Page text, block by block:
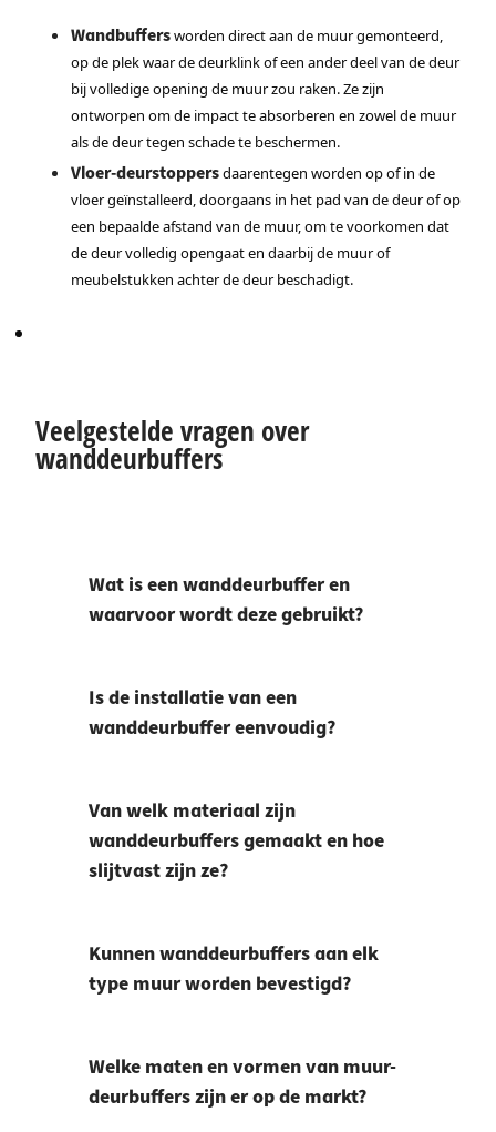
Wandbuffersworden direct aan de muur gemonteerd,
op de plek waar de deurklink of een ander deel van de deur
bij volledige opening de muur zou raken. Ze zijn
ontworpen om de impact te absorberen en zowel de muur
als de deur tegen schade te beschermen.
Vloer-deurstoppersdaarentegen worden op of in de
vloer geïnstalleerd, doorgaans in het pad van de deur of op
een bepaalde afstand van de muur, om te voorkomen dat
de deur volledig opengaat en daarbij de muur of
meubelstukken achter de deur beschadigt.
Veelgestelde vragen over
wanddeurbuffers
Wat is een wanddeurbuffer en
waarvoor wordt deze gebruikt?
Is de installatie van een
wanddeurbuffer eenvoudig?
Van welk materiaal zijn
wanddeurbuffers gemaakt en hoe
slijtvast zijn ze?
Kunnen wanddeurbuffers aan elk
type muur worden bevestigd?
Welke maten en vormen van muur-
deurbuffers zijn er op de markt?